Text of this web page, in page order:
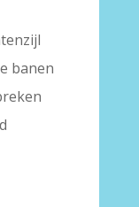
banen